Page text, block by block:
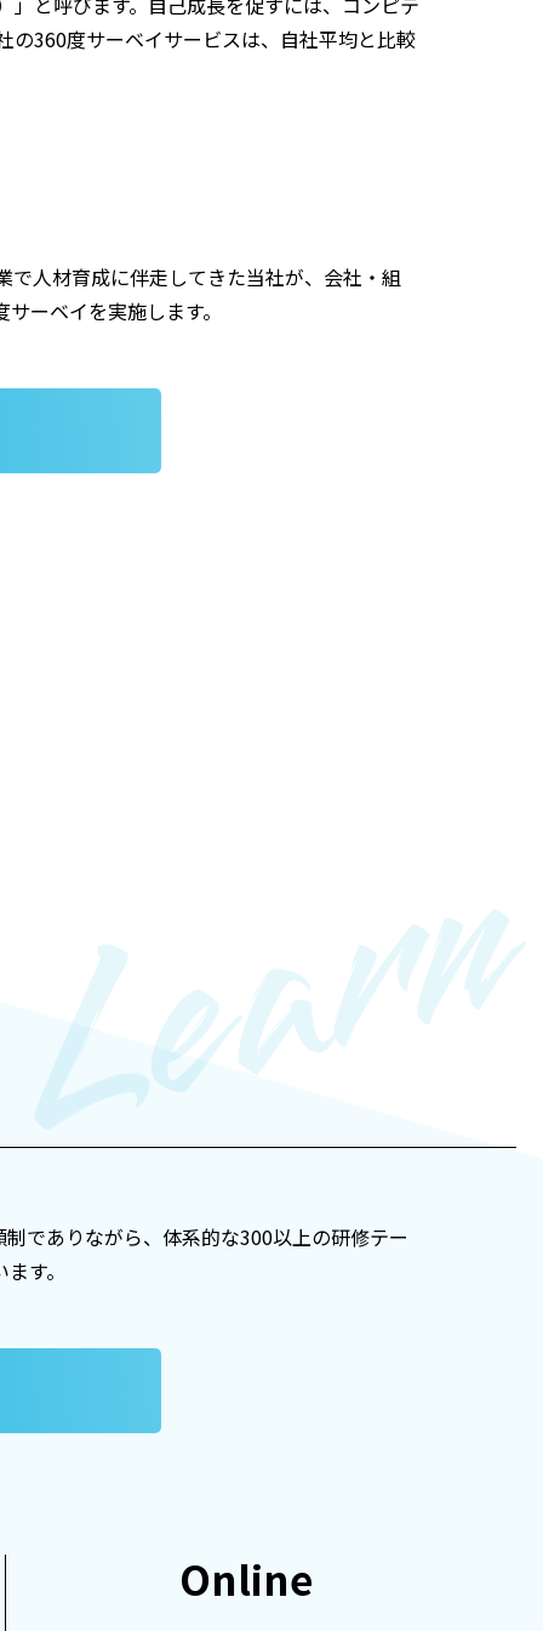
の360度サーベイサービスは、自社平均と比較
で人材育成に伴走してきた当社が、会社・組
ーベイを実施します。
でありながら、体系的な300以上の研修テー
す。
Online